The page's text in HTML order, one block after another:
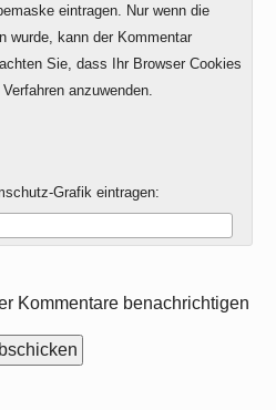
eintragen. Nur wenn die
wurde, kann der Kommentar
Sie, dass Ihr Browser Cookies
anzuwenden.
Grafik eintragen:
Kommentare benachrichtigen